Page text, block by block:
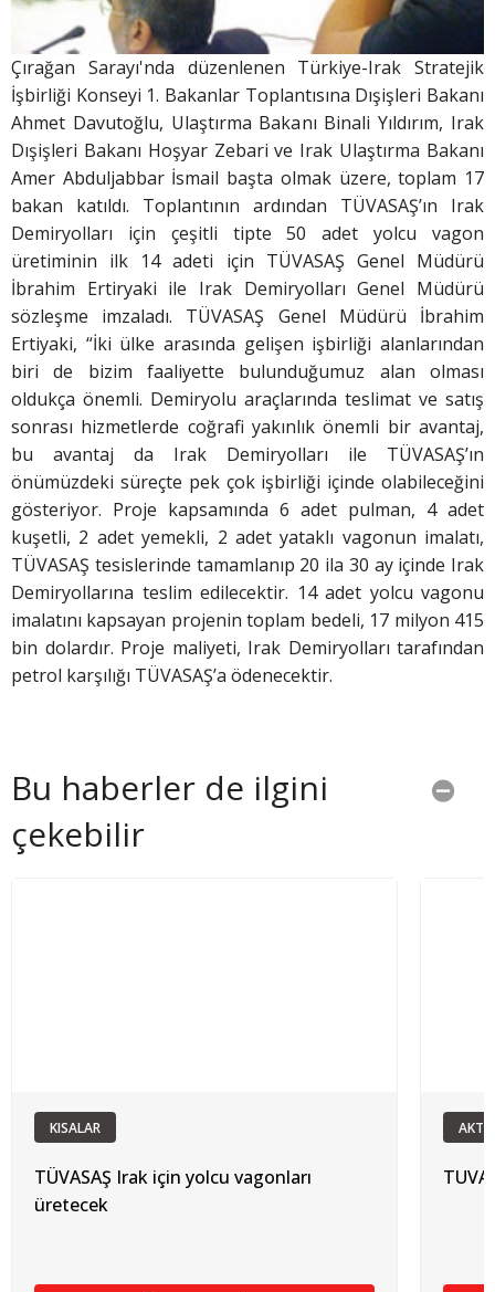
Çırağan Sarayı'nda düzenlenen Türkiye-Irak Stratejik
İşbirliği Konseyi 1. Bakanlar Toplantısına Dışişleri Bakanı
Ahmet Davutoğlu, Ulaştırma Bakanı Binali Yıldırım, Irak
Dışişleri Bakanı Hoşyar Zebari ve Irak Ulaştırma Bakanı
Amer Abduljabbar İsmail başta olmak üzere, toplam 17
bakan katıldı. Toplantının ardından TÜVASAŞ’ın Irak
Demiryolları için çeşitli tipte 50 adet yolcu vagon
üretiminin ilk 14 adeti için TÜVASAŞ Genel Müdürü
İbrahim Ertiryaki ile Irak Demiryolları Genel Müdürü
sözleşme imzaladı. TÜVASAŞ Genel Müdürü İbrahim
Ertiyaki, “İki ülke arasında gelişen işbirliği alanlarından
biri de bizim faaliyette bulunduğumuz alan olması
oldukça önemli. Demiryolu araçlarında teslimat ve satış
sonrası hizmetlerde coğrafi yakınlık önemli bir avantaj,
bu avantaj da Irak Demiryolları ile TÜVASAŞ’ın
önümüzdeki süreçte pek çok işbirliği içinde olabileceğini
gösteriyor. Proje kapsamında 6 adet pulman, 4 adet
kuşetli, 2 adet yemekli, 2 adet yataklı vagonun imalatı,
TÜVASAŞ tesislerinde tamamlanıp 20 ila 30 ay içinde Irak
Demiryollarına teslim edilecektir. 14 adet yolcu vagonu
imalatını kapsayan projenin toplam bedeli, 17 milyon 415
bin dolardır. Proje maliyeti, Irak Demiryolları tarafından
petrol karşılığı TÜVASAŞ’a ödenecektir.
Bu haberler de ilgini
çekebilir
KISALAR
TÜVASAŞ Irak için yolcu vagonları
üretecek